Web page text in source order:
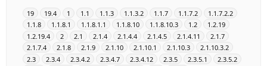
19 19.4 1 1.1 1.1.3 1.1.3.2 1.1.7 1.1.7.2
1.1.7.2.2
1.1.8
1.1.8.1 1.1.8.1.1 1.1.8.10 1.1.8.10.3 1.2
1.2.19
1.2.19.4
2 2.1 2.1.4 2.1.4.4 2.1.4.5 2.1.4.11
2.1.7
2.1.7.4
2.1.8 2.1.9 2.1.10 2.1.10.1 2.1.10.3
2.1.10.3.2
2.3
2.3.4 2.3.4.2 2.3.4.7 2.3.4.12 2.3.5 2.3.5.1
2.3.5.2